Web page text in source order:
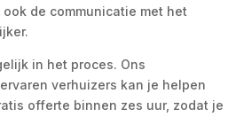
de communicatie met het
in het proces. Ons
verhuizers kan je helpen
offerte binnen zes uur, zodat je